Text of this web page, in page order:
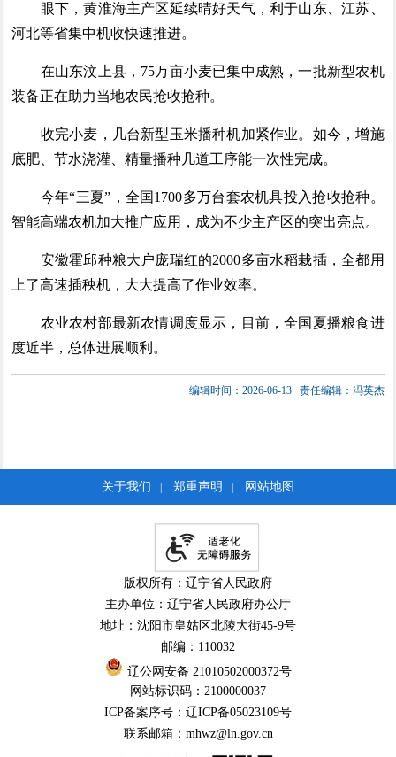
眼下，黄淮海主产区延续晴好天气，利于山东、江苏、
河北等省集中机收快速推进。
在山东汶上县，75万亩小麦已集中成熟，一批新型农机
装备正在助力当地农民抢收抢种。
收完小麦，几台新型玉米播种机加紧作业。如今，增施
底肥、节水浇灌、精量播种几道工序能一次性完成。
今年“三夏”，全国1700多万台套农机具投入抢收抢种。
智能高端农机加大推广应用，成为不少主产区的突出亮点。
安徽霍邱种粮大户庞瑞红的2000多亩水稻栽插，全都用
上了高速插秧机，大大提高了作业效率。
农业农村部最新农情调度显示，目前，全国夏播粮食进
度近半，总体进展顺利。
编辑时间：2026-06-13 责任编辑：冯英杰
关于我们 郑重声明 网站地图
版权所有：辽宁省人民政府
主办单位：辽宁省人民政府办公厅
地址：沈阳市皇姑区北陵大街45-9号
邮编：110032
辽公网安备 21010502000372号
网站标识码：2100000037
ICP备案序号：辽ICP备05023109号
联系邮箱：mhwz@ln.gov.cn